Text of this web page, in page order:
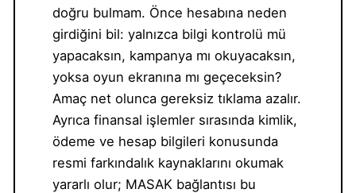
doğru bulmam. Önce hesabına neden
girdiğini bil: yalnızca bilgi kontrolü mü
yapacaksın, kampanya mı okuyacaksın,
yoksa oyun ekranına mı geçeceksin?
Amaç net olunca gereksiz tıklama azalır.
Ayrıca finansal işlemler sırasında kimlik,
ödeme ve hesap bilgileri konusunda
resmi farkındalık kaynaklarını okumak
yararlı olur; MASAK bağlantısı bu